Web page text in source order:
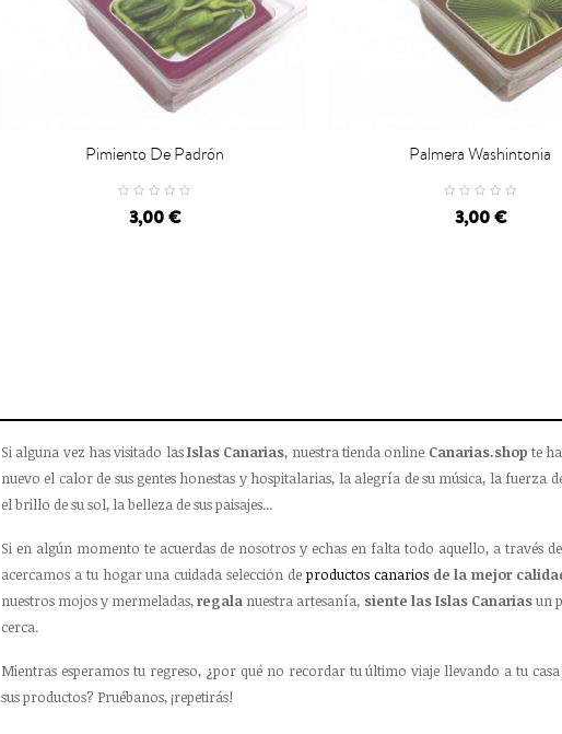
CARRO
Pimiento De Padrón
3,00 €
CARRO
Palmera Washintonia
3,00 €
Si alguna vez has visitado lasIslas Canarias, nuestra tienda online Canarias.shop te
nuevo el calor de sus gentes honestas y hospitalarias, la alegría de su música, la fuerza
el brillo de su sol, la belleza de sus paisajes...
Si en algún momento te acuerdas de nosotros y echas en falta todo aquello, a través
acercamos a tu hogar una cuidada selección de productos canariosde la mejor
nuestros mojos y mermeladas,regala nuestra artesanía, siente las Islas Canariasun
cerca.
Mientras esperamos tu regreso, ¿por qué no recordar tu último viaje llevando a tu
sus productos? Pruébanos, ¡repetirás!